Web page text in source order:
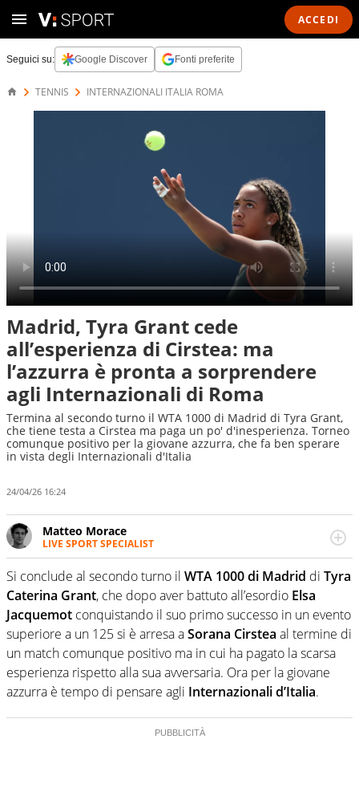
ACCEDI
Seguici su: Google Discover Fonti preferite
TENNIS INTERNAZIONALI ITALIA ROMA
Madrid, Tyra Grant cede
all’esperienza di Cirstea: ma
l’azzurra è pronta a sorprendere
agli Internazionali di Roma
Termina al secondo turno il WTA 1000 di Madrid di Tyra Grant,
che tiene testa a Cirstea ma paga un po' d'inesperienza. Torneo
comunque positivo per la giovane azzurra, che fa ben sperare
in vista degli Internazionali d'Italia
24/04/26 16:24
Matteo Morace
LIVE SPORT SPECIALIST
La multimedialità quale approccio personale e
professionale. Ama raccontare lo sport focalizzando ogni
attenzione sul tempo reale: la verità della dirette non
sono opinioni ma fatti
Si conclude al secondo turno il WTA 1000 di Madrid di Tyra
Caterina Grant, che dopo aver battuto all’esordio Elsa
Jacquemot conquistando il suo primo successo in un evento
superiore a un 125 si è arresa aSorana Cirstea al termine di
un match comunque positivo ma in cui ha pagato la scarsa
esperienza rispetto alla sua avversaria. Ora per la giovane
azzurra è tempo di pensare agli Internazionali d’Italia.